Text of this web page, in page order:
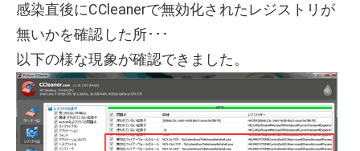
感染直後にCCleanerで無効化されたレジストリが
無いかを確認した所･･･
以下の様な現象が確認できました。